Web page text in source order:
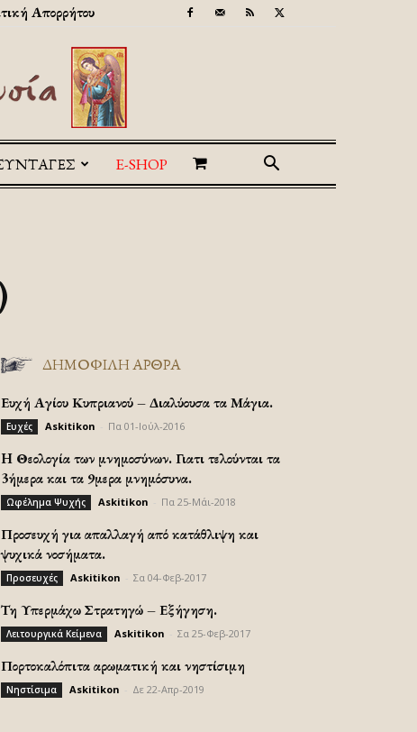
Απορρήτου
E-SHOP
ΔΗΜΟΦΙΛΗ ΑΡΘΡΑ
Ευχή Αγίου Κυπριανού – Διαλύουσα τα Μάγια.
Ευχές Askitikon Πα 01-Ιούλ-2016
H Θεολογία των μνημοσύνων. Γιατι τελούνται τα
3ήμερα και τα 9μερα μνημόσυνα.
Ωφέλημα Ψυχής Askitikon Πα 25-Μάι-2018
Προσευχή για απαλλαγή από κατάθλιψη και
ψυχικά νοσήματα.
Προσευχές Askitikon Σα 04-Φεβ-2017
Τη Υπερμάχω Στρατηγώ – Εξήγηση.
Λειτουργικά Κείμενα Askitikon Σα 25-Φεβ-2017
Πορτοκαλόπιτα αρωματική και νηστίσιμη
Νηστίσιμα Askitikon Δε 22-Απρ-2019